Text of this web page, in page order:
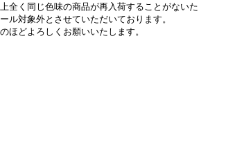
全く同じ色味の商品が再入荷することがないた
ル対象外とさせていただいております。
ほどよろしくお願いいたします。